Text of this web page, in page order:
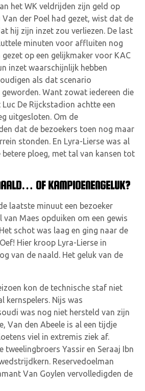
het WK veldrijden zijn geld op
der Poel had gezet, wist dat de
hij zijn inzet zou verliezen. De last
minuten voor affluiten nog
op een gelijkmaker voor KAC
inzet waarschijnlijk hebben
als dat scenario
Want zowat iedereen die
De Rijckstadion achtte een
uitgesloten. Om de
dat de bezoekers toen nog maar
stonden. En Lyra-Lierse was al
ploeg, met tal van kansen tot
OF KAMPIOENENGELUK?
laatste minuut een bezoeker
Maes opduiken om een gewis
schot was laag en ging naar de
Hier kroop Lyra-Lierse in
van de naald. Het geluk van de
kon de technische staf niet
kernspelers. Nijs was
was nog niet hersteld van zijn
Van den Abeele is al een tijdje
viel in extremis ziek af.
tweelingbroers Yassir en Seraaj Ibn
Reservedoelman
Van Goylen vervolledigden de